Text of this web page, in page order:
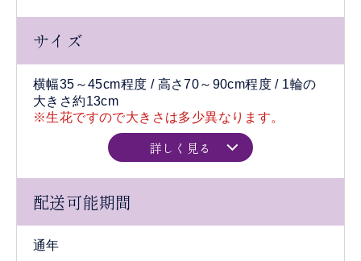
サイズ
横幅35～45cm程度 / 高さ70～90cm程度 / 1輪の
大きさ約13cm
※生花ですので大きさは多少異なります。
詳しく見る
配送可能期間
通年